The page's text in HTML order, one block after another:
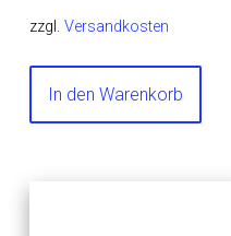
zzgl.Versandkosten
In den Warenkorb